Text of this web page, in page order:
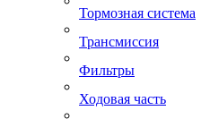
Тормозная система
Трансмиссия
Фильтры
Ходовая часть